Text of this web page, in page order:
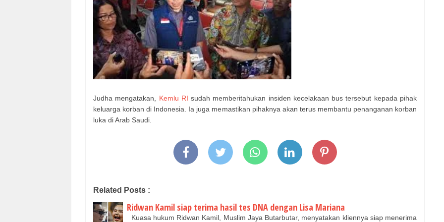
Judha mengatakan, Kemlu RI sudah memberitahukan insiden kecelakaan bus tersebut kepada pihak
keluarga korban di Indonesia. Ia juga memastikan pihaknya akan terus membantu penanganan korban
luka di Arab Saudi.
Related Posts :
Ridwan Kamil siap terima hasil tes DNA dengan Lisa Mariana
Kuasa hukum Ridwan Kamil, Muslim Jaya Butarbutar, menyatakan kliennya siap menerima